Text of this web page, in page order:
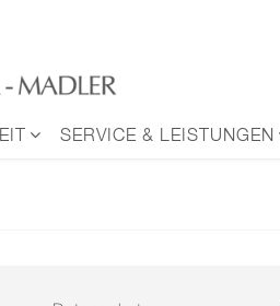
SERVICE & LEISTUNGEN